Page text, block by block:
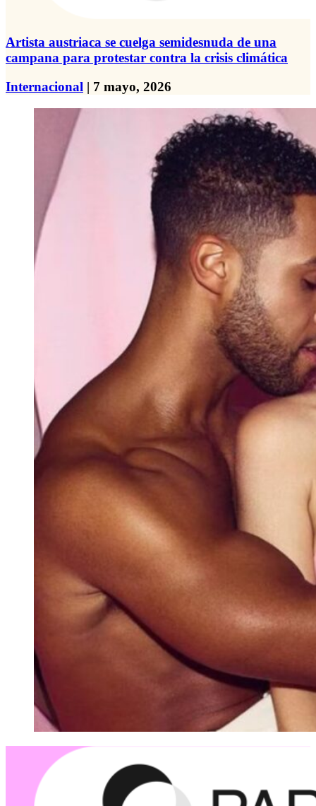
Artista austriaca se cuelga semidesnuda de una
campana para protestar contra la crisis climática
Internacional | 7 mayo, 2026